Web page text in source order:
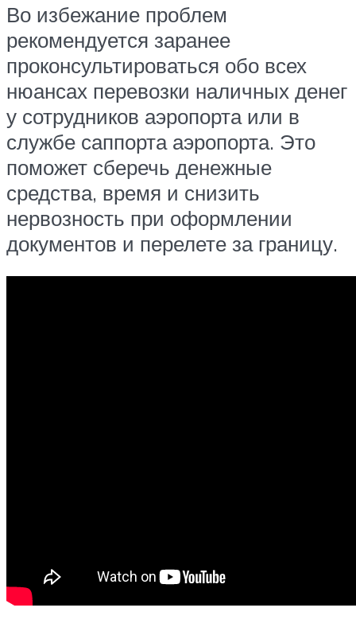
Во избежание проблем
рекомендуется заранее
проконсультироваться обо всех
нюансах перевозки наличных денег
у сотрудников аэропорта или в
службе саппорта аэропорта. Это
поможет сберечь денежные
средства, время и снизить
нервозность при оформлении
документов и перелете за границу.